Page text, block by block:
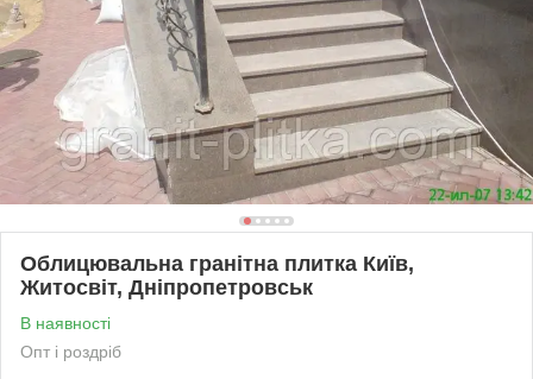
Облицювальна гранітна плитка Київ,
Житосвіт, Дніпропетровськ
В наявності
Опт і роздріб